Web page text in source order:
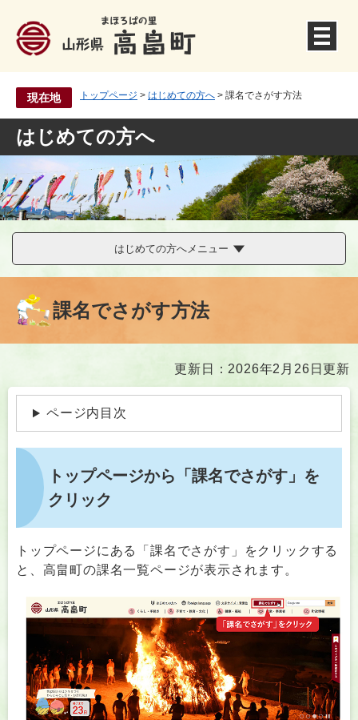
現在地 トップページ > はじめての方へ > 課名でさがす方法
はじめての方へ
はじめての方へメニュー
課名でさがす方法
文
更新日：2026年2月26日更新
ページ内目次
トップページから「課名でさがす」を
クリック
トップページにある「課名でさがす」をクリックする
と、高畠町の課名一覧ページが表示されます。